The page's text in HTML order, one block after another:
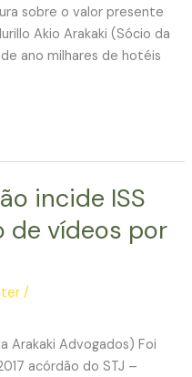
sobre o valor presente
Akio Arakaki (Sócio da
ano milhares de hotéis
incide ISS
de vídeos por
/
Arakaki Advogados) Foi
acórdão do STJ –